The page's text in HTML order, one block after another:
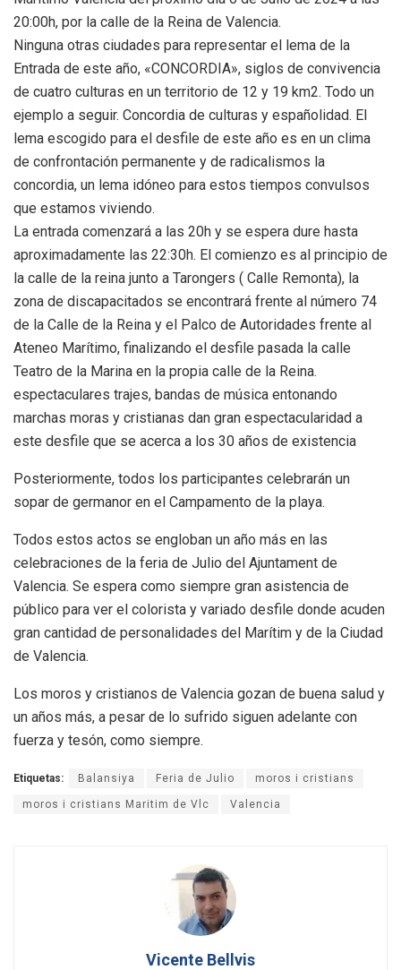
20:00h, por la calle de la Reina de Valencia.
Ninguna otras ciudades para representar el lema de la
Entrada de este año, «CONCORDIA», siglos de convivencia
de cuatro culturas en un territorio de 12 y 19 km2. Todo un
ejemplo a seguir. Concordia de culturas y españolidad. El
lema escogido para el desfile de este año es en un clima
de confrontación permanente y de radicalismos la
concordia, un lema idóneo para estos tiempos convulsos
que estamos viviendo.
La entrada comenzará a las 20h y se espera dure hasta
aproximadamente las 22:30h. El comienzo es al principio de
la calle de la reina junto a Tarongers ( Calle Remonta), la
zona de discapacitados se encontrará frente al número 74
de la Calle de la Reina y el Palco de Autoridades frente al
Ateneo Marítimo, finalizando el desfile pasada la calle
Teatro de la Marina en la propia calle de la Reina.
espectaculares trajes, bandas de música entonando
marchas moras y cristianas dan gran espectacularidad a
este desfile que se acerca a los 30 años de existencia
Posteriormente, todos los participantes celebrarán un
sopar de germanor en el Campamento de la playa.
Todos estos actos se engloban un año más en las
celebraciones de la feria de Julio del Ajuntament de
Valencia. Se espera como siempre gran asistencia de
público para ver el colorista y variado desfile donde acuden
gran cantidad de personalidades del Marítim y de la Ciudad
de Valencia.
Los moros y cristianos de Valencia gozan de buena salud y
un años más, a pesar de lo sufrido siguen adelante con
fuerza y tesón, como siempre.
Etiquetas: Balansiya Feria de Julio moros i cristians
moros i cristians Maritim de Vlc Valencia
Vicente Bellvis